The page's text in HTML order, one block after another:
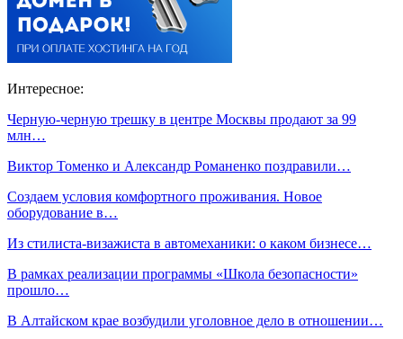
Интересное:
Черную-черную трешку в центре Москвы продают за 99
млн…
Виктор Томенко и Александр Романенко поздравили…
Создаем условия комфортного проживания. Новое
оборудование в…
Из стилиста-визажиста в автомеханики: о каком бизнесе…
В рамках реализации программы «Школа безопасности»
прошло…
В Алтайском крае возбудили уголовное дело в отношении…